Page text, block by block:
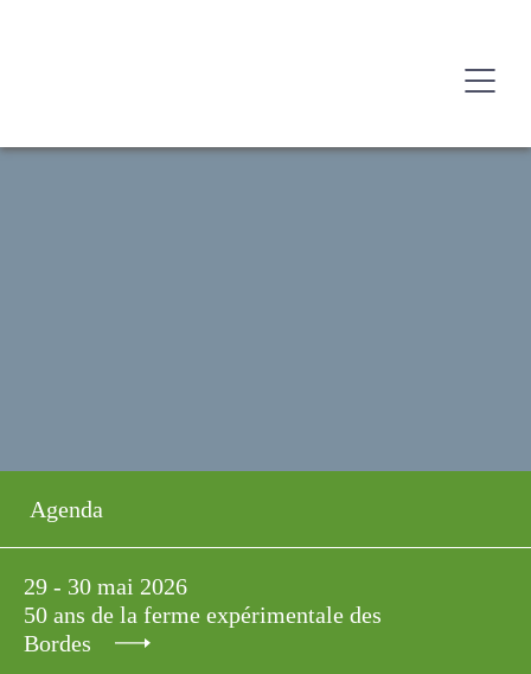
Agenda
29 - 30 mai 2026
50 ans de la ferme expérimentale des
Bordes